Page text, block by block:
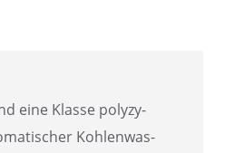
eine Klasse polyzy­
Kohlen­was­